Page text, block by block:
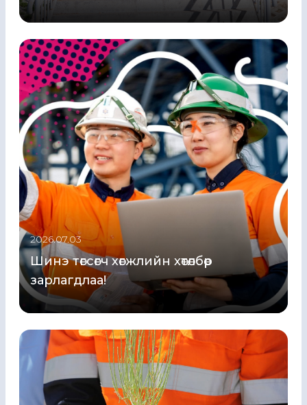
2026.07.03
Шинэ төгсөгч хөгжлийн хөтөлбөр
зарлагдлаа!